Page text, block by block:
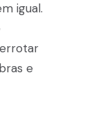
igual.
e